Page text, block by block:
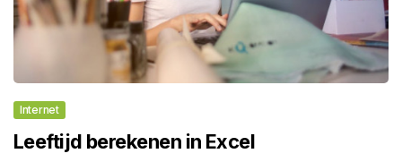
Internet
Leeftijd berekenen in Excel